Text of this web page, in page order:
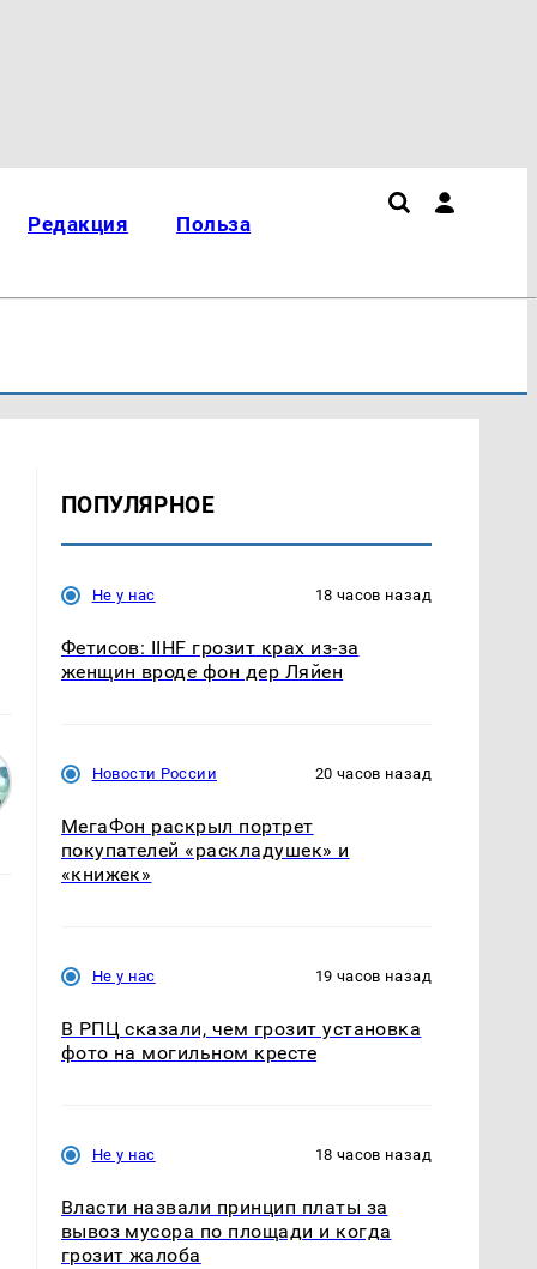
Редакция Польза
ПОПУЛЯРНОЕ
Не у нас 18 часов назад
Фетисов: IIHF грозит крах из-за
женщин вроде фон дер Ляйен
Новости России 20 часов назад
МегаФон раскрыл портрет
покупателей «раскладушек» и
«книжек»
Не у нас 19 часов назад
В РПЦ сказали, чем грозит установка
фото на могильном кресте
Не у нас 18 часов назад
Власти назвали принцип платы за
вывоз мусора по площади и когда
грозит жалоба